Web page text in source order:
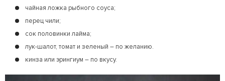
чайная ложка рыбного соуса;
перец чили;
сок половинки лайма;
лук-шалот, томат и зеленый – по желанию.
кинза или эрингиум – по вкусу.